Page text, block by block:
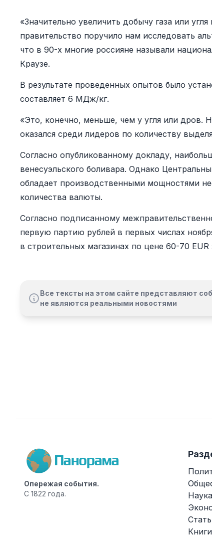
«Значительно увеличить добычу газа или
правительство поручило нам исследовать
что в 90-х многие россияне называли
Краузе.
В результате проведенных опытов было
составляет 6 МДж/кг.
«Это, конечно, меньше, чем у угля или дров.
оказался среди лидеров по количеству
Согласно опубликованному докладу,
венесуэльского боливара. Однако
обладает производственными мощностями
количества валюты.
Согласно подписанному
первую партию рублей в первых числах
в строительных магазинах по цене 60-70 EUR
Все тексты на этом сайте представляют
не являются реальными новостями
Опережая события.
С 1822 года.
Наука
Книги